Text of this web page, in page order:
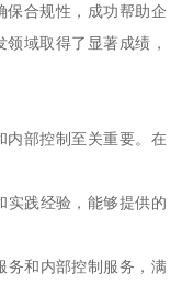
保合规性，成功帮助企
域取得了显著成绩，
内部控制至关重要。在
实践经验，能够提供的
务和内部控制服务，满